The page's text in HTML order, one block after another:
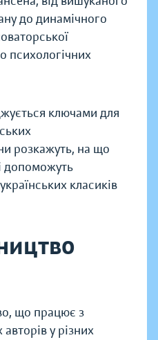
до динамічного
психологічних
ключами для
розкажуть, на що
допоможуть
класиків
що працює з
у різних